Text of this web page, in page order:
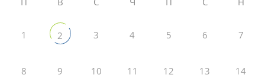
1 2 3 4 5 6 7
8 9 10 11 12 13 14